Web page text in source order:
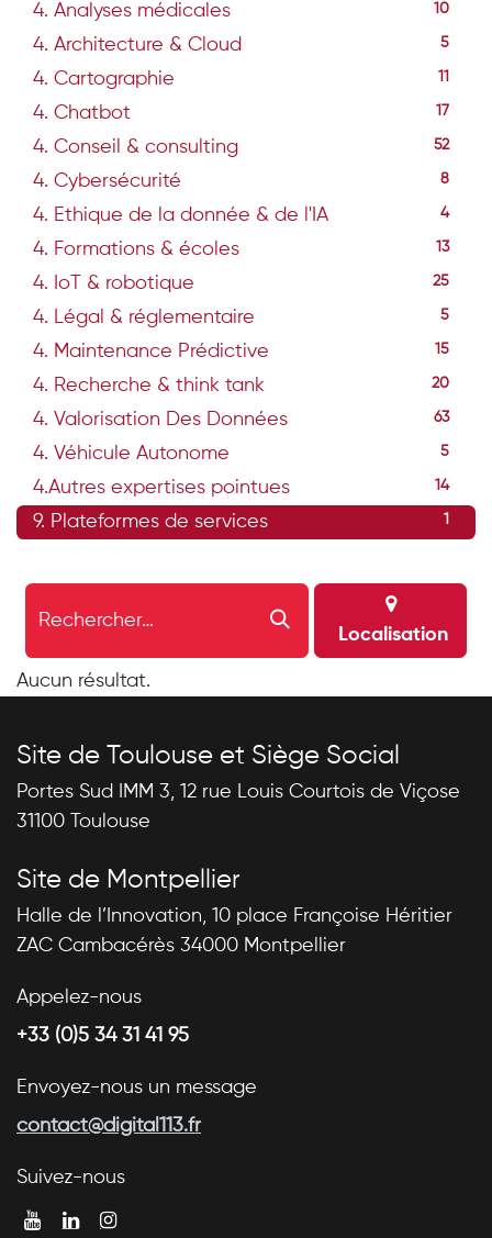
4. Analyses médicales 10
4. Architecture & Cloud 5
4. Cartographie
4. Chatbot 17
4. Conseil & consulting 52
4. Cybersécurité 8
4. Ethique de la donnée & de l'IA 4
4. Formations & écoles 13
4. IoT & robotique 25
4. Légal & réglementaire 5
4. Maintenance Prédictive 15
4. Recherche & think tank 20
4. Valorisation Des Données 63
4. Véhicule Autonome 5
4.Autres expertises pointues 14
9. Plateformes de services
Localisation
Aucun résultat.
Site de Toulouse et Siège Social
Portes Sud IMM 3, 12 rue Louis Courtois de Viçose
31100 Toulouse
Site de Montpellier
Halle de l’Innovation, 10 place Françoise Héritier
ZAC Cambacérès 34000 Montpellier
Appelez-nous
+33 (0)5 34 31 41 95
Envoyez-nous un message
contact@digital113.fr
Suivez-nous